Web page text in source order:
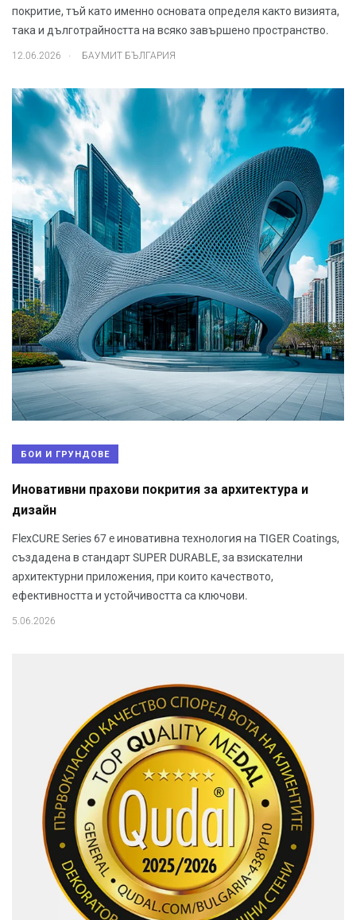
покритие, тъй като именно основата определя както визията,
така и дълготрайността на всяко завършено пространство.
12.06.2026 . БАУМИТ БЪЛГАРИЯ
БОИ И ГРУНДОВЕ
Иновативни прахови покрития за архитектура и
дизайн
FlexCURE Series 67 e иновативна технология на TIGER Coatings,
създадена в стандарт SUPER DURABLE, за взискателни
архитектурни приложения, при които качеството,
ефективността и устойчивостта са ключови.
5.06.2026